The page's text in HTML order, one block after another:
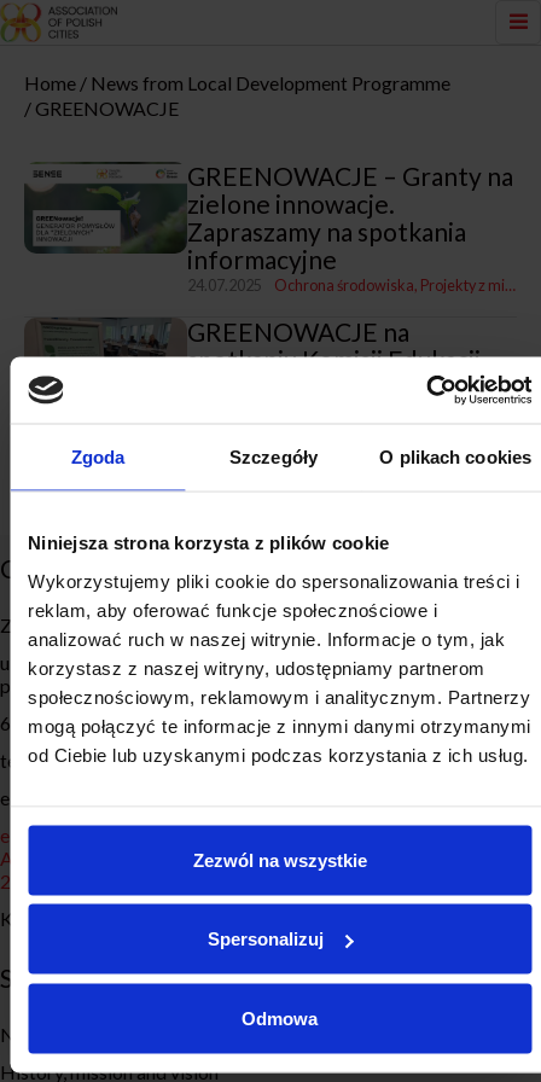
Zgoda Szczegóły O plikach cookies
Niniejsza strona korzysta z plików cookie
Wykorzystujemy pliki cookie do spersonalizowania treści i
reklam, aby oferować funkcje społecznościowe i
analizować ruch w naszej witrynie. Informacje o tym, jak
korzystasz z naszej witryny, udostępniamy partnerom
społecznościowym, reklamowym i analitycznym. Partnerzy
mogą połączyć te informacje z innymi danymi otrzymanymi
od Ciebie lub uzyskanymi podczas korzystania z ich usług.
Zezwól na wszystkie
Spersonalizuj
Odmowa
Home
News from Local Development Programme
GREENOWACJE
GREENOWACJE – Granty na
zielone innowacje.
Zapraszamy na spotkania
informacyjne
24.07.2025 Ochrona środowiska Projekty z miastami i dla miast
GREENOWACJE na
spotkaniu Komisji Edukacji
Związku Miast Polskich w
SITE MAP
News
History, mission and vision
CONTACT
Związek Miast Polskich
ul. Roosevelta 18 (Globis, 8.
piętro)
60-829 Poznań
tel. 61 633 50 50
e-mail: biuro@zmp.poznan.pl
e-doręczenia:
AE:PL-77885-98583-DBUIG-
20
KRS 0000069153
ZMP SERVICES
Empirie
Local Development Monitor
Local Development Forum
Education
SOCIAL MEDIA